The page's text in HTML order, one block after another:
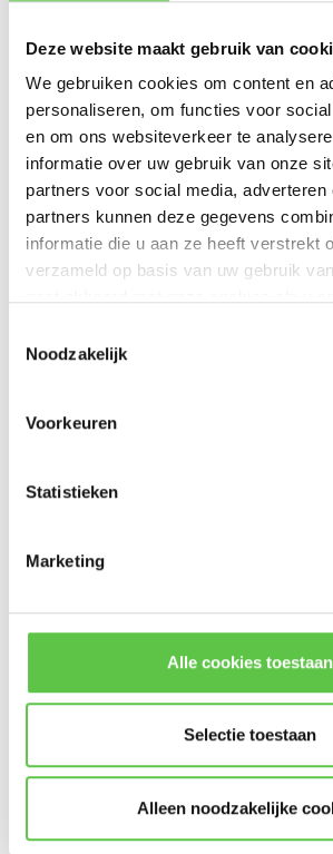
Deze website maakt gebruik van
We gebruiken cookies om content en
personaliseren, om functies voor
en om ons websiteverkeer te
informatie over uw gebruik van onze
partners voor social media, adverteren
partners kunnen deze gegevens
informatie die u aan ze heeft verstrekt
verzameld op basis van uw gebruik
Noodzakelijk
Voorkeuren
Statistieken
Marketing
Alle cookies toestaan
Selectie toestaan
Alleen noodzakelijke
aparte infrastructuur of gateway nodig.
Via het Meraki Dashboard kunt u:
Realtime open-/sluitstatus bekijken
Meldingen instellen bij afwijkingen
Historische loggegevens analyseren
Meerdere locaties centraal beheren
Elke MT-sensor vereist een actieve Meraki MT-
Wanneer gebruik je een deur sensor?
Netwerkkasten
Retail- en magazijnomgevingen
Kantoren met beveiligde zones
infrastructuur en voorkomt u ongewenste
Hoogtepunten
Detecteert open- en sluitstatus